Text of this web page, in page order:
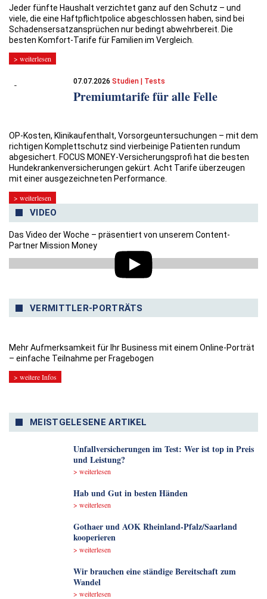
Jeder fünfte Haushalt verzichtet ganz auf den Schutz – und
viele, die eine Haftpflichtpolice abgeschlossen haben, sind bei
Schadensersatzansprüchen nur bedingt abwehrbereit. Die
besten Komfort-Tarife für Familien im Vergleich.
> weiterlesen
07.07.2026Studien | Tests
Premiumtarife für alle Felle
OP-Kosten, Klinikaufenthalt, Vorsorgeuntersuchungen – mit dem
richtigen Komplettschutz sind vierbeinige Patienten rundum
abgesichert. FOCUS MONEY-Versicherungsprofi hat die besten
Hundekrankenversicherungen gekürt. Acht Tarife überzeugen
mit einer ausgezeichneten Performance.
> weiterlesen
VIDEO
Das Video der Woche – präsentiert von unserem Content-
Partner Mission Money
VERMITTLER-PORTRÄTS
Mehr Aufmerksamkeit für Ihr Business mit einem Online-Porträt
– einfache Teilnahme per Fragebogen
> weitere Infos
MEISTGELESENE ARTIKEL
Unfallversicherungen im Test: Wer ist top in Preis
und Leistung?
> weiterlesen
Hab und Gut in besten Händen
> weiterlesen
Gothaer und AOK Rheinland-Pfalz/Saarland
kooperieren
> weiterlesen
Wir brauchen eine ständige Bereitschaft zum
Wandel
> weiterlesen